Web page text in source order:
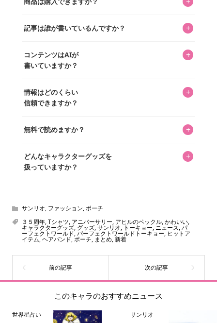
ってもらうニュースサイトです。運営はキャラグッズコレ
を中心に行われており、私たちは実際に40,000種のキャラグ
「perfectworld.shop」で、ほとんど全てのアイテムを購
があり、そこからジャンプできます。
記事は誰が書いているんですか？ +
ています。記事内の99%を超えるほぼすべての写真も、1枚
ずつ心を込めて自分たちで撮影したものです。さらに、10
ッズを収集し、月に1,000点の新商品を選定・購入する編集
長KOSが全記事を監修しています。
コンテンツはAIが
書いていますか？
+
書いています。AIは使用していません。編集長KOSが最終確
認を行い、手動で更新しています。
情報はどのくらい
信頼できますか？
+
いをお届けすることは保証します。なお、記事内に価格は
め、正確な情報をお伝えできないからです。
無料で読めますか？ +
どんなキャラクターグッズを
扱っていますか？
+
ん！200種以上のトレンディなキャラクターやアニメキャラ
をご紹介しています。生まれたばかりの新しいキャラクタ
ーをいち早く皆さんにお届けすることも、私たちの使命の
ひとつです。
サンリオ, ファッション,ポーチ
３５周年,Tシャツ, アニバーサリー, アヒルのペックル,かわいい,
キャラクターグッズ, グッズ,サンリオ, トーキョー, ニュース,パ
ーフェクトワールド,パーフェクトワールドトーキョー, ヒットア
イテム,ヘアバンド,ポーチ, まとめ,新着
このキャラのおすすめニュース
世界星占い サンリオ